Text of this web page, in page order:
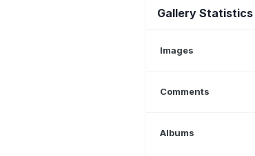
Gallery Statistics
Images
Comments
Albums